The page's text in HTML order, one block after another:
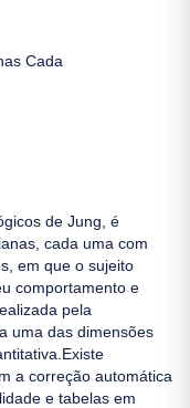
Cada
de Jung, é
cada uma com
em que o sujeito
comportamento e
pela
uma das dimensões
a correção automática
e tabelas em